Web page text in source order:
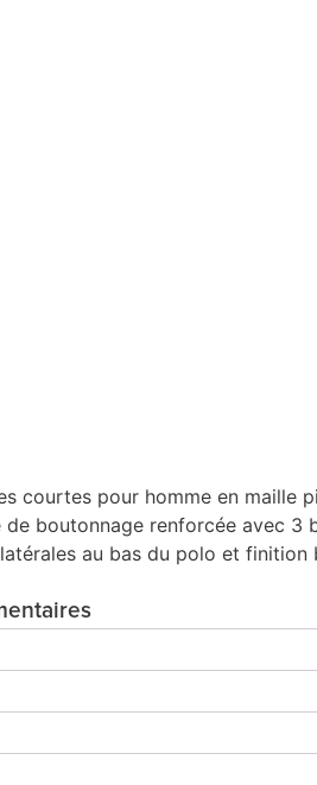
courtes pour homme en maille
de boutonnage renforcée avec
au bas du polo et finition